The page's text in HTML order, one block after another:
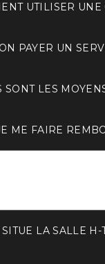
UTILISER UNE
PAYER UN
SONT LES
ME FAIRE
SITUE LA SALLE